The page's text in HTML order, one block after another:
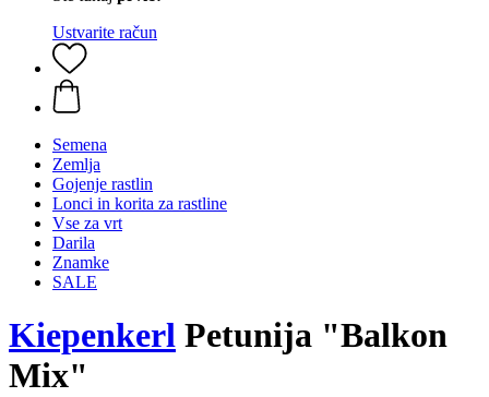
Ustvarite račun
Semena
Zemlja
Gojenje rastlin
Lonci in korita za rastline
Vse za vrt
Darila
Znamke
SALE
Kiepenkerl Petunija "Balkon
Mix"